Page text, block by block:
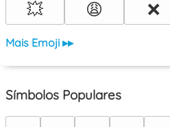
💥
😩 ❌
Mais Emoji ▸▸
Símbolos Populares